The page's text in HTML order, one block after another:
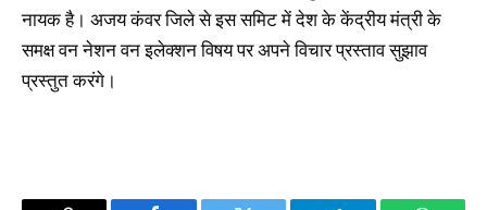
नायक है। अजय कंवर जिले से इस समिट में देश के केंद्रीय मंत्री के
समक्ष वन नेशन वन इलेक्शन विषय पर अपने विचार प्रस्ताव सुझाव
प्रस्तुत करंगे।